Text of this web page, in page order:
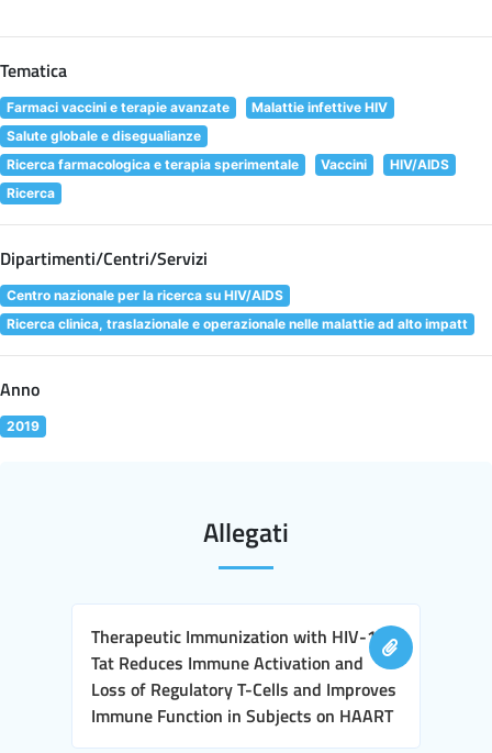
Tematica
Farmaci vaccini e terapie avanzate
Malattie infettive HIV
Salute globale e disegualianze
Ricerca farmacologica e terapia sperimentale
Vaccini
HIV/AIDS
Ricerca
Dipartimenti/Centri/Servizi
Centro nazionale per la ricerca su HIV/AIDS
Ricerca clinica, traslazionale e operazionale nelle malattie ad alto impatt
Anno
2019
Allegati
Therapeutic Immunization with HIV-1
Tat Reduces Immune Activation and
Loss of Regulatory T-Cells and Improves
Immune Function in Subjects on HAART